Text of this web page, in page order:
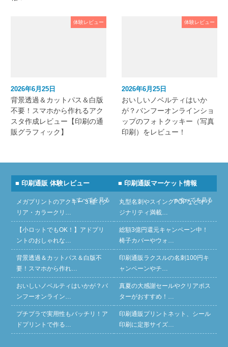
体験レビュー
2026年6月25日
背景透過＆カットパス＆白版
不要！スマホから作れるアク
スタ作成レビュー【印刷の通
販グラフィック】
体験レビュー
2026年6月25日
おいしいノベルティはいか
が？バンフーオンラインショ
ップのフォトクッキー（写真
印刷）をレビュー！
■ 印刷通販 体験レビュー
» すべてを見る
メガプリントのアクキー３種（ク
リア・カラークリ…
【小ロットでもOK！】アドプリ
ントのおしゃれな…
背景透過＆カットパス＆白版不
要！スマホから作れ…
おいしいノベルティはいかが？バ
ンフーオンライン…
プチプラで実用性もバッチリ！ア
ドプリントで作る…
■ 印刷通販マーケット情報
» すべてを見る
丸型名刺やスイングPOPなどオリ
ジナリティ満載…
総額3億円還元キャンペーン中！
椅子カバーやウォ…
印刷通販ラクスルの名刺100円キ
ャンペーンやチ…
真夏の大感謝セールやクリアポス
ターがおすすめ！…
印刷通販プリントネット、シール
印刷に定形サイズ…